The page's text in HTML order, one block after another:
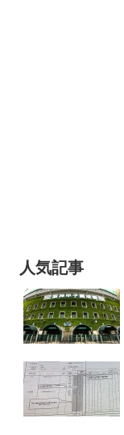
人気記事